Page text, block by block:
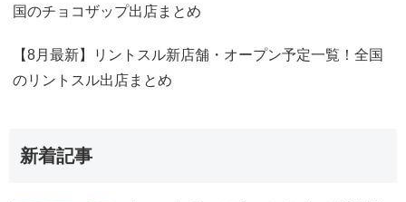
国のチョコザップ出店まとめ
【8月最新】リントスル新店舗・オープン予定一覧！全国
のリントスル出店まとめ
新着記事